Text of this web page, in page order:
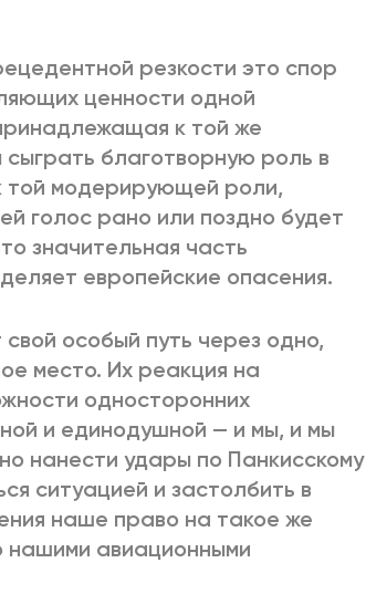
резкости это спор
ценности одной
к той же
благотворную роль в
той модерирующей роли,
голос рано или поздно будет
значительная часть
европейские опасения.
особый путь через одно,
место. Их реакция на
односторонних
и единодушной — и мы, и мы
нанести удары по Панкисскому
ситуацией и застолбить в
наше право на такое же
нашими авиационными